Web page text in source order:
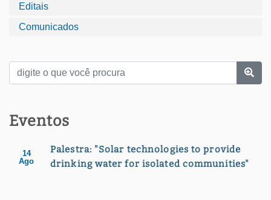
Editais
Comunicados
Eventos
14
Ago
Palestra: "Solar technologies to provide
drinking water for isolated communities"